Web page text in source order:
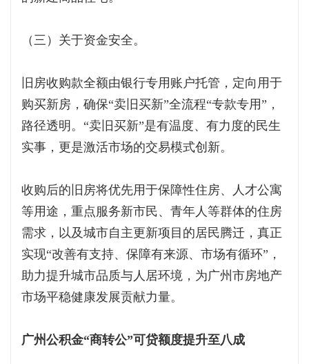
（三）关于资金安全。
旧房收购款全额由银行专用账户托管，定向用于
购买新房，确保“卖旧买新”全流程“专款专用”，
路径透明。“卖旧买新”是有温度、有力度的民生
实事，更是激活市场的交易模式创新。
收购后的旧房将优先用于保障性住房、人才公寓
等用途，重点服务新市民、青年人等群体的住房
需求，以及城市自主更新项目的居民腾迁，真正
实现“改善有支持、保障有来源、市场有循环”，
助力提升城市品质与人居环境，为广州市房地产
市场平稳健康发展贡献力量。
广州公积金“商转公”可贷额度提升至八成